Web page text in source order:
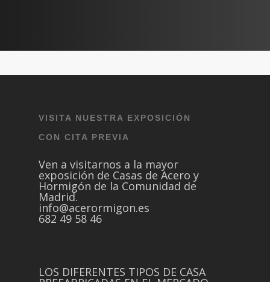
VISITA NUESTRA EXPOSICIÓN
CON CITA PREVIA
Ven a visitarnos a la mayor
exposición de Casas de Acero y
Hormigón de la Comunidad de
Madrid.
info@acerormigon.es
682 49 58 46
LOS DIFERENTES TIPOS DE CASA